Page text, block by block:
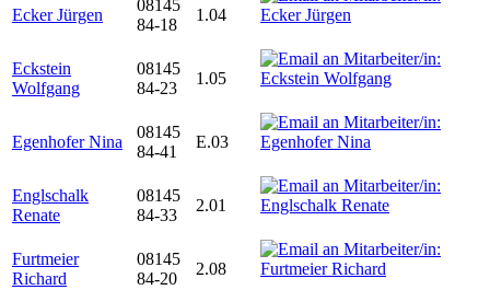
Ecker Jürgen
08145
84-18
1.04
Eckstein
Wolfgang
08145
84-23
1.05
Egenhofer Nina
08145
84-41
E.03
Englschalk
Renate
08145
84-33
2.01
Furtmeier
Richard
08145
84-20
2.08